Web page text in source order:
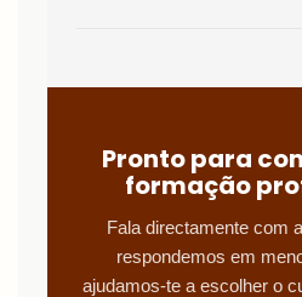
Pronto para
formação
Fala directamente com
respondemos em
ajudamos-te a escolher o